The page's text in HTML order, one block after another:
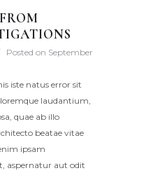
Posted on September
iste natus error sit
laudantium,
quae ab illo
beatae vitae
ipsam
aspernatur aut odit